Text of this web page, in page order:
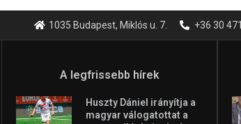
1035 Budapest, Miklós u. 7. +36 30
A legfrissebb hírek
Huszty Dániel irányítja a
magyar válogatottat a